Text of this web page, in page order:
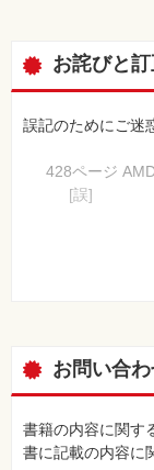
お詫びと
誤記のためにご迷
428ページ
[誤]
注釈の位
お問い合
書籍の内容に関す
書に記載の内容に